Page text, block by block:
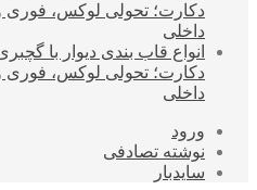
دکارت؛ تحولی لوکس، فوری
داخلی
انواع قاب بندی دیوار با
دکارت؛ تحولی لوکس، فوری
داخلی
ورود
نوشته تصادفی
سایدبار